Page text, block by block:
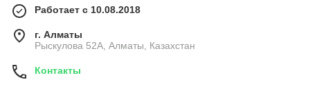
Работает с 10.08.2018
г. Алматы
Рыскулова 52А, Алматы, Казахстан
Контакты